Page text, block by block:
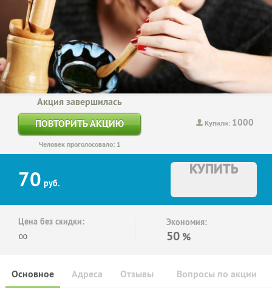
Купили: 1000
Акция завершилась
ПОВТОРИТЬ АКЦИЮ
Человек проголосовало: 1
70 руб.
КУПИТЬ
Цена без скидки:
∞
Экономия:
50 %
Основное Отзывы Вопросы по акции
Адреса